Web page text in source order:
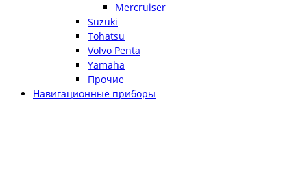
Mercruiser
Suzuki
Tohatsu
Volvo Penta
Yamaha
Прочие
Навигационные приборы